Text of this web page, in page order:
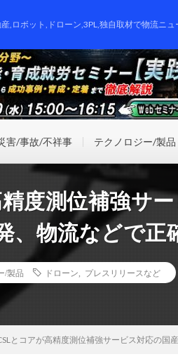
,ロボット,ドローン,3PL,独自取材で物流ニュ
害/事故/不祥事 テクノロジー/製品
度測位補強サ
、物流などで正
/製品 ドローン プレスリリースなど
とコアが高精度測位補強サービス対応の国